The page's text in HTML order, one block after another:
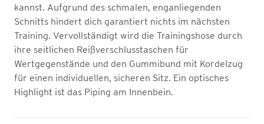
kannst. Aufgrund des schmalen, enganliegenden
Schnitts hindert dich garantiert nichts im nächsten
Training. Vervollständigt wird die Trainingshose durch
ihre seitlichen Reißverschlusstaschen für
Wertgegenstände und den Gummibund mit Kordelzug
für einen individuellen, sicheren Sitz. Ein optisches
Highlight ist das Piping am Innenbein.